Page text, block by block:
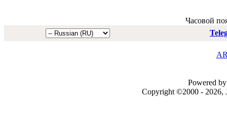
Часовой
Powered
Copyright ©2000 - 2026,